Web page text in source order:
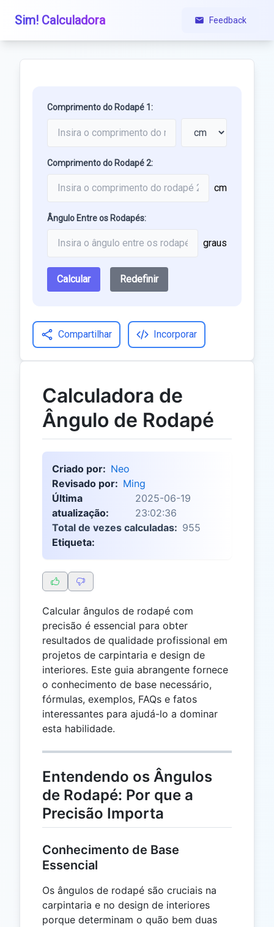
Sim! Calculadora Feedback
Comprimento do Rodapé 1:
Comprimento do Rodapé 2:
cm
Ângulo Entre os Rodapés:
graus
Calcular Redefinir
Compartilhar Incorporar
Calculadora de
Ângulo de Rodapé
Criado por: Neo
Revisado por: Ming
Última
atualização:
2025-06-19
23:02:36
Total de vezes calculadas: 955
Etiqueta:
Calcular ângulos de rodapé com
precisão é essencial para obter
resultados de qualidade profissional em
projetos de carpintaria e design de
interiores. Este guia abrangente fornece
o conhecimento de base necessário,
fórmulas, exemplos, FAQs e fatos
interessantes para ajudá-lo a dominar
esta habilidade.
Entendendo os Ângulos
de Rodapé: Por que a
Precisão Importa
Conhecimento de Base
Essencial
Os ângulos de rodapé são cruciais na
carpintaria e no design de interiores
porque determinam o quão bem duas